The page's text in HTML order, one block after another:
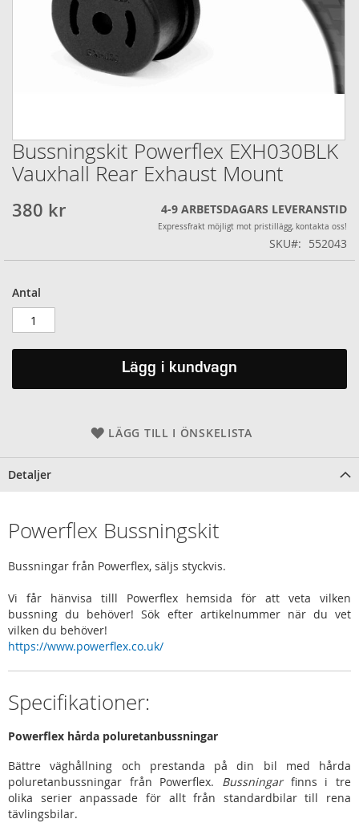
Bussningskit Powerflex EXH030BLK
Vauxhall Rear Exhaust Mount
380 kr 4-9 ARBETSDAGARS LEVERANSTID
Expressfrakt möjligt mot pristillägg, kontakta oss!
SKU 552043
Antal
Lägg i kundvagn
LÄGG TILL I ÖNSKELISTA
Hoppa
till
början
bildgalleriet
Detaljer
Powerflex Bussningskit
Bussningar från Powerflex, säljs styckvis.
Vi får hänvisa tilll Powerflex hemsida för att veta vilken
bussning du behöver! Sök efter artikelnummer när du vet
vilken du behöver!
https://www.powerflex.co.uk/
Specifikationer:
Powerflex hårda poluretanbussningar
Bättre väghållning och prestanda på din bil med hårda
poluretanbussningar från Powerflex. Bussningar finns i tre
olika serier anpassade för allt från standardbilar till rena
tävlingsbilar.